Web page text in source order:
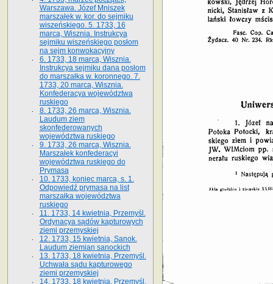
Warszawa. Józef Mniszek
marszałek w. kor. do sejmiku
wiszeńskiego. 5. 1733, 16
marca, Wisznia. Instrukcya
sejmiku wiszeńskiego posłom
na sejm konwokacyjny
6. 1733, 18 marca, Wisznia.
Instrukcya sejmiku dana posłom
do marszałka w. koronnego. 7.
1733, 20 marca, Wisznia.
Konfederacya województwa
ruskiego
8. 1733, 26 marca, Wisznia.
Laudum ziem
skonfederowanych
województwa ruskiego
9. 1733, 26 marca, Wisznia.
Marszałek konfederacyi
województwa ruskiego do
Prymasa
10. 1733, koniec marca, s. 1.
Odpowiedź prymasa na list
marszałka województwa
ruskiego
11. 1733, 14 kwietnia, Przemyśl.
Ordynacya sądów kapturowych
ziemi przemyskiej
12. 1733, 15 kwietnia, Sanok.
Laudum ziemian sanockich
13. 1733, 18 kwietnia, Przemyśl.
Uchwała sądu kapturowego
ziemi przemyskiej
14. 1733, 18 kwietnia, Przemyśl.